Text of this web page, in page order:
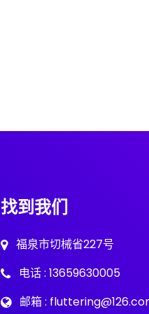
找到我们
福泉市切械省227号
电话 : 13659630005
邮箱 :